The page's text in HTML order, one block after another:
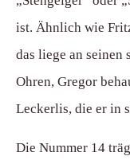
ist. Ähnlich wie
das liege an seinen
Ohren, Gregor
Leckerlis, die er in
Die Nummer 14